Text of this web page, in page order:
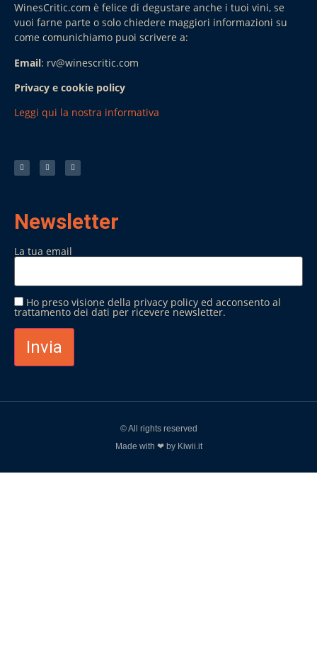
WinesCritic.com è felice di degustare anche i tuoi vini, se
vuoi farne parte o solo chiedere maggiori informazioni su
come comunichiamo puoi scrivere a:
Email: rv@winescritic.com
Privacy e cookie policy
Leggi qui la nostra informativa
Newsletter
La tua email
Ho preso visione della privacy policy ed acconsento al
trattamento dei dati per ricevere newsletter.
© All rights reserved
Made with ❤ by Kiwii.it